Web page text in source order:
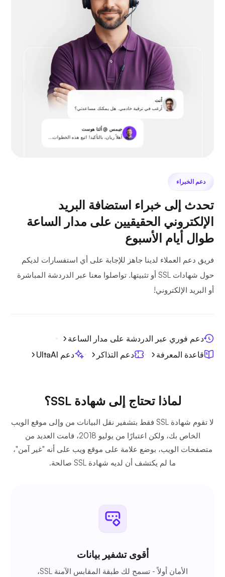
أنت
أرغب في ترقية خادمي. هل يمكنك مساعدتي؟
جيمس @ ألتا هوست
أهلاً ريان، بالتأكيد! اتبع هذه الخطوات...
دعم الخبراء
تحدث إلى خبراء استضافة البريد
الإلكتروني الحقيقيين على مدار الساعة
طوال أيام الأسبوع
فريق دعم العملاء لدينا جاهز للإجابة على أي استفسارات لديكم
حول شهادات SSL أو تثبيتها. تواصلوا معنا عبر الدردشة المباشرة
أو البريد الإلكتروني!
دعم فوري عبر الدردشة على مدار الساعة
قاعدة المعرفة
دعم التذاكر دعم UltaAI
لماذا تحتاج إلى شهادة SSL؟
لا تقوم شهادة SSL فقط بتشفير نقل البيانات من وإلى موقع الويب
الخاص بك، ولكن اعتبارًا من يوليو 2018، قامت العديد من
متصفحات الويب، بوضع علامة على موقع ويب على أنه "غير آمن"،
ما لم يكتشف أن لديه شهادة SSL صالحة.
أقوى تشفير بيانات
الأمان أولاً - تسمح لك طبقة المقابس الآمنة SSL،